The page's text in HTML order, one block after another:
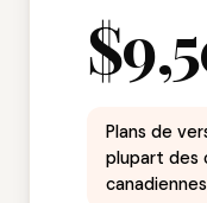
Plans de
plupart des